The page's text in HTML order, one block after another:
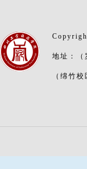
地址：（
（绵竹